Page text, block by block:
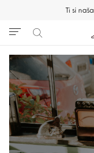
Ti si naša